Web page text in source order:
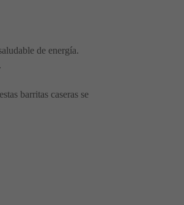
de energía.
barritas caseras se